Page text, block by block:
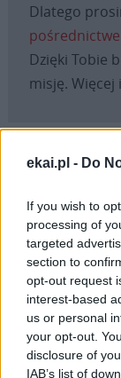
ekai.pl - Do
If you wish to
processing of
targeted
section to
opt-out request
interest-based
us or personal
your opt-out.
disclosure of
IAB’s list of
Dlatego
Dzięki Tobie
misję.
Twitter
Wersja do
Tagi: BP